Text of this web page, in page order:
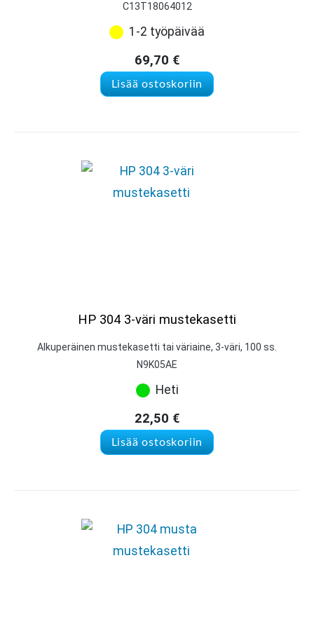
C13T18064012
1-2 työpäivää
69,70 €
Lisää ostoskoriin
HP 304 3-väri mustekasetti
Alkuperäinen mustekasetti tai väriaine, 3-väri, 100 ss.
N9K05AE
Heti
22,50 €
Lisää ostoskoriin